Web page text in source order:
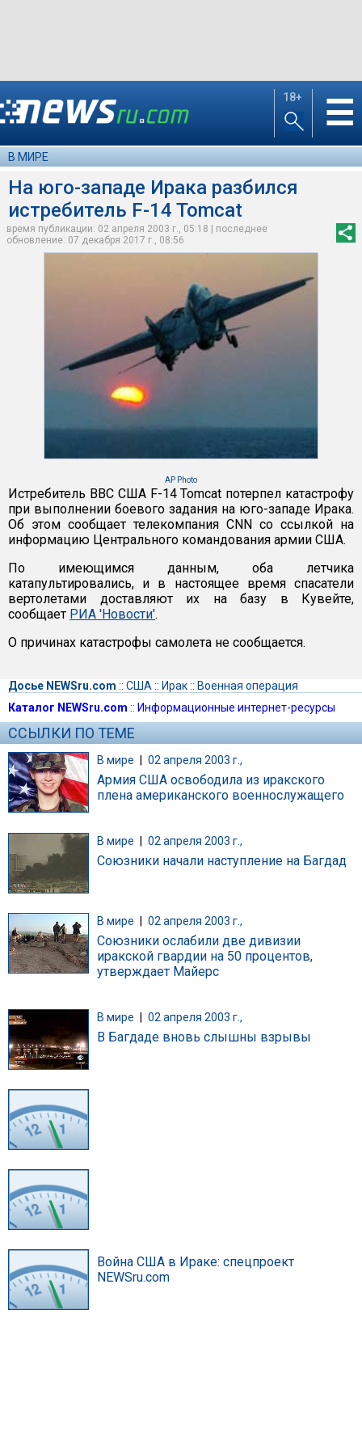
18+ ☰
В МИРЕ
На юго-западе Ирака разбился
истребитель F-14 Tomcat
время публикации: 02 апреля 2003 г., 05:18 | последнее
обновление: 07 декабря 2017 г., 08:56
AP Photo
Истребитель ВВС США F-14 Tomcat потерпел катастрофу
при выполнении боевого задания на юго-западе Ирака.
Об этом сообщает телекомпания CNN со ссылкой на
информацию Центрального командования армии США.
По имеющимся данным, оба летчика
катапультировались, и в настоящее время спасатели
вертолетами доставляют их на базу в Кувейте,
сообщает РИА 'Новости'.
О причинах катастрофы самолета не сообщается.
Досье NEWSru.com :: США :: Ирак:: Военная операция
Каталог NEWSru.com :: Информационные интернет-ресурсы
ССЫЛКИ ПО ТЕМЕ
В мире | 02 апреля 2003 г.,
Армия США освободила из иракского
плена американского военнослужащего
В мире 02 апреля 2003 г.,
Союзники начали наступление на Багдад
В мире 02 апреля 2003 г.,
Союзники ослабили две дивизии
иракской гвардии на 50 процентов,
утверждает Майерс
В мире 02 апреля 2003 г.,
В Багдаде вновь слышны взрывы
Война США в Ираке: спецпроект
NEWSru.com